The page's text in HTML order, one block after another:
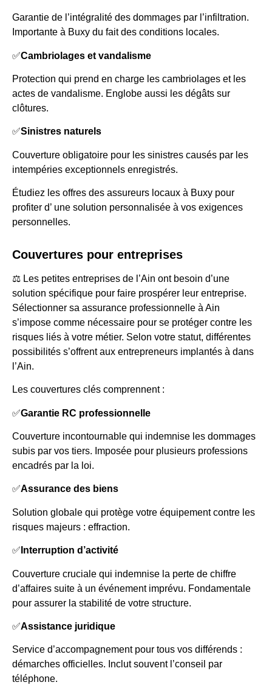
Garantie de l’intégralité des dommages par l’infiltration.
Importante à Buxy du fait des conditions locales.
✅Cambriolages et vandalisme
Protection qui prend en charge les cambriolages et les
actes de vandalisme. Englobe aussi les dégâts sur
clôtures.
✅Sinistres naturels
Couverture obligatoire pour les sinistres causés par les
intempéries exceptionnels enregistrés.
Étudiez les offres des assureurs locaux à Buxy pour
profiter d’ une solution personnalisée à vos exigences
personnelles.
Couvertures pour entreprises
⚖️ Les petites entreprises de l’Ain ont besoin d’une
solution spécifique pour faire prospérer leur entreprise.
Sélectionner sa assurance professionnelle à Ain
s’impose comme nécessaire pour se protéger contre les
risques liés à votre métier. Selon votre statut, différentes
possibilités s’offrent aux entrepreneurs implantés à dans
l’Ain.
Les couvertures clés comprennent :
✅Garantie RC professionnelle
Couverture incontournable qui indemnise les dommages
subis par vos tiers. Imposée pour plusieurs professions
encadrés par la loi.
✅Assurance des biens
Solution globale qui protège votre équipement contre les
risques majeurs : effraction.
✅ Interruption d’activité
Couverture cruciale qui indemnise la perte de chiffre
d’affaires suite à un événement imprévu. Fondamentale
pour assurer la stabilité de votre structure.
✅Assistance juridique
Service d’accompagnement pour tous vos différends :
démarches officielles. Inclut souvent l’conseil par
téléphone.